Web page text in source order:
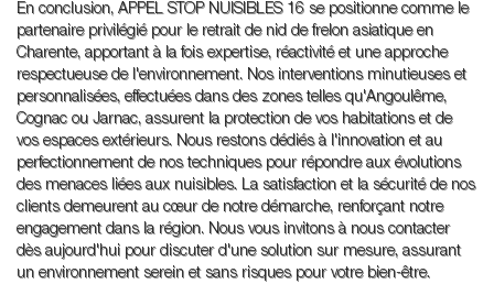
En conclusion, APPEL STOP NUISIBLES 16 se positionne comme le
partenaire privilégié pour le retrait de nid de frelon asiatique en
Charente, apportant à la fois expertise, réactivité et une approche
respectueuse de l'environnement. Nos interventions minutieuses et
personnalisées, effectuées dans des zones telles qu'Angoulême,
Cognac ou Jarnac, assurent la protection de vos habitations et de
vos espaces extérieurs. Nous restons dédiés à l'innovation et au
perfectionnement de nos techniques pour répondre aux évolutions
des menaces liées aux nuisibles. La satisfaction et la sécurité de nos
clients demeurent au cœur de notre démarche, renforçant notre
engagement dans la région. Nous vous invitons à nous contacter
dès aujourd'hui pour discuter d'une solution sur mesure, assurant
un environnement serein et sans risques pour votre bien-être.